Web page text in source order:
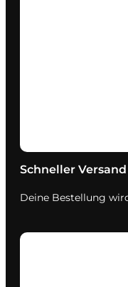
Schneller Versand
Deine Bestellung